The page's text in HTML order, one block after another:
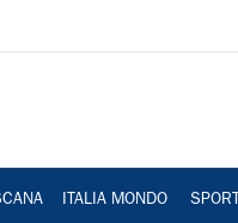
ITALIA MONDO SPORT